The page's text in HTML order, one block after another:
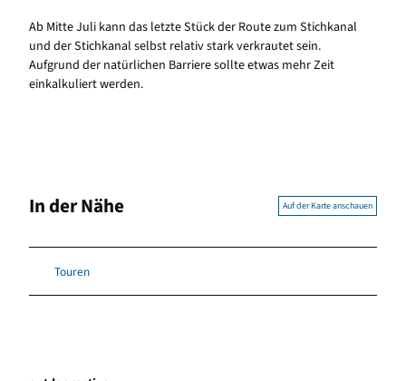
Ab Mitte Juli kann das letzte Stück der Route zum Stichkanal
und der Stichkanal selbst relativ stark verkrautet sein.
Aufgrund der natürlichen Barriere sollte etwas mehr Zeit
einkalkuliert werden.
In der Nähe Auf der Karte anschauen
Touren